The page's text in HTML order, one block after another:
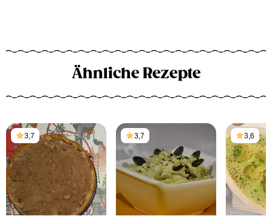
Ähnliche Rezepte
3,7 3,7 3,6